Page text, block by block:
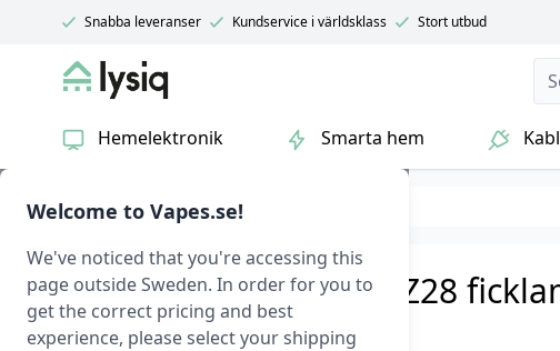
Welcome to Vapes.se!
We've noticed that you're accessing this
page outside Sweden. In order for you to
get the correct pricing and best
experience, please select your shipping
Snabba leveranser Kundservice i världsklass Stort utbud
Lysiq
Hemelektronik Smarta hem
Belysning Övrig belysning
Fjärrbrytare till XTAR TZ28
XTAR TZ28 Fjärrbrytare|Art.nr: 1115